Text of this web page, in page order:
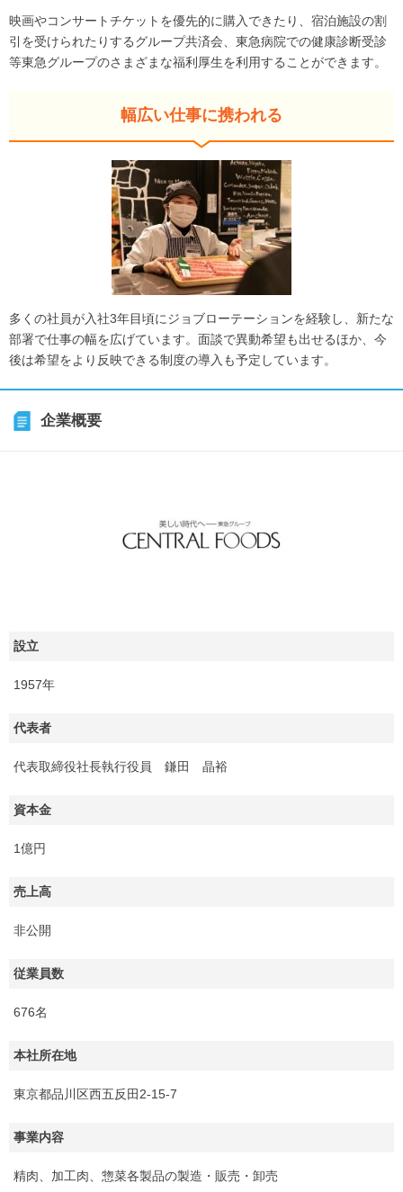
映画やコンサートチケットを優先的に購入できたり、宿泊施設の割
引を受けられたりするグループ共済会、東急病院での健康診断受診
等東急グループのさまざまな福利厚生を利用することができます。
幅広い仕事に携われる
多くの社員が入社3年目頃にジョブローテーションを経験し、新たな
部署で仕事の幅を広げています。面談で異動希望も出せるほか、今
後は希望をより反映できる制度の導入も予定しています。
企業概要
設立
1957年
代表者
代表取締役社長執行役員 鎌田 晶裕
資本金
1億円
売上高
非公開
従業員数
676名
本社所在地
東京都品川区西五反田2-15-7
事業内容
精肉、加工肉、惣菜各製品の製造・販売・卸売